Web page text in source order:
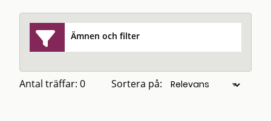
Ämnen och filter
Antal träffar: 0 Sortera på: